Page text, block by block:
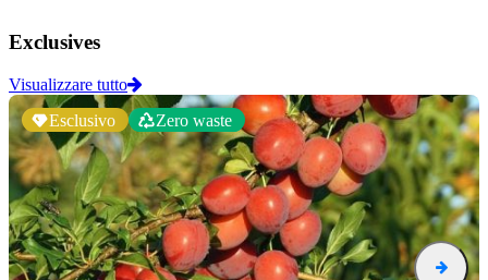
Exclusives
Visualizzare tutto
Esclusivo
Zero waste